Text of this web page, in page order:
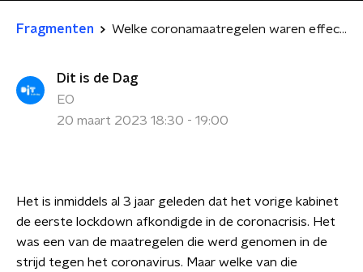
Fragmenten Welke coronamaatregelen waren effectief?
Dit is de Dag
EO
20 maart 2023 18:30 - 19:00
Het is inmiddels al 3 jaar geleden dat het vorige kabinet
de eerste lockdown afkondigde in de coronacrisis. Het
was een van de maatregelen die werd genomen in de
strijd tegen het coronavirus. Maar welke van die